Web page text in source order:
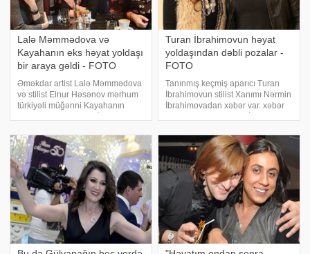
Lalə Məmmədova və
Kayahanın eks həyat yoldaşı
bir araya gəldi - FOTO
Əməkdar artist Lalə Məmmədova
və stilist Elnur Həsənov mərhum
türkiyəli müğənni Kayahanın
İstanbulun "Zorlu" alış-veriş
mərkəzindəki restoranların
birində
Turan İbrahimovun həyat
yoldaşından dəbli pozalar -
FOTO
Tanınmış keçmiş aparıcı Turan
İbrahimovun stilist Xanımı Nərmin
İbrahimovadan xəbər var. xəbər
paylaşıb. Onun fotosu izləyicilərin
marağına səbə